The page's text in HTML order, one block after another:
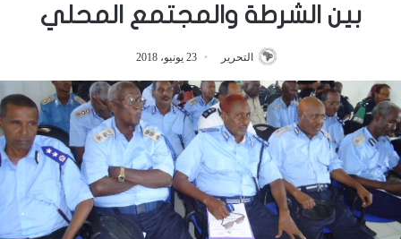
بين الشرطة والمجتمع المحلي
التحرير 23 يونيو، 2018